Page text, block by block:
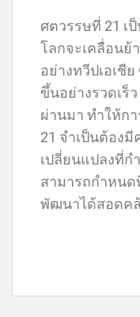
ศตวรรษที่ 21 เ
โลกจะเคลื่อนย้
อย่างทวีปเอเชี
ขึ้นอย่างรวดเร็
ผ่านมา ทำให้ก
21 จำเป็นต้อง
เปลี่ยนแปลงที่ก
สามารถกำหน
พัฒนาได้สอดค